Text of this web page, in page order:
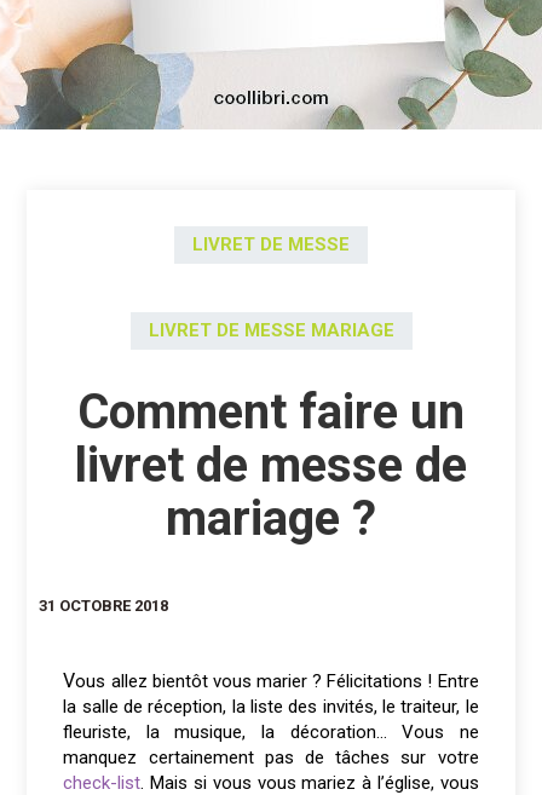
LIVRET DE MESSE
LIVRET DE MESSE MARIAGE
Comment faire un
livret de messe de
mariage ?
31 OCTOBRE 2018
Vous allez bientôt vous marier ? Félicitations ! Entre
la salle de réception, la liste des invités, le traiteur, le
fleuriste, la musique, la décoration… Vous ne
manquez certainement pas de tâches sur votre
check-list . Mais si vous vous mariez à l’église, vous